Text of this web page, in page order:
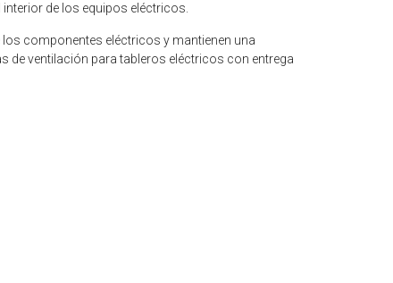
de los equipos eléctricos.
componentes eléctricos y mantienen una
de ventilación para tableros eléctricos con entrega